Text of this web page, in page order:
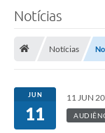
Transparência
Secretarias
Notícias
Notícias
JUN
11
11 JUN